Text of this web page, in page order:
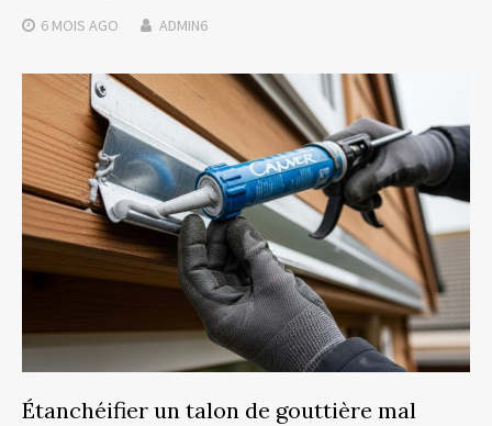
6 MOIS AGO ADMIN6
Étanchéifier un talon de gouttière mal